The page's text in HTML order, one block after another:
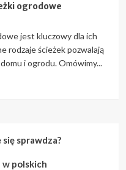
ogrodowe
jest kluczowy dla ich
rodzaje ścieżek pozwalają
i ogrodu. Omówimy...
sprawdza?
polskich